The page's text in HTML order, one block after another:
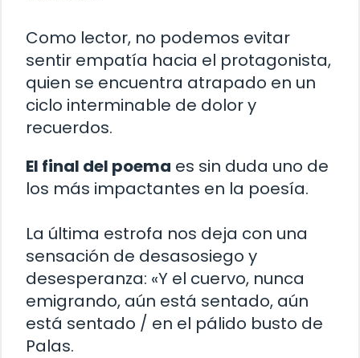
Como lector, no podemos evitar
sentir empatía hacia el protagonista,
quien se encuentra atrapado en un
ciclo interminable de dolor y
recuerdos.
El final del poema es sin duda uno de
los más impactantes en la poesía.
La última estrofa nos deja con una
sensación de desasosiego y
desesperanza: «Y el cuervo, nunca
emigrando, aún está sentado, aún
está sentado / en el pálido busto de
Palas.